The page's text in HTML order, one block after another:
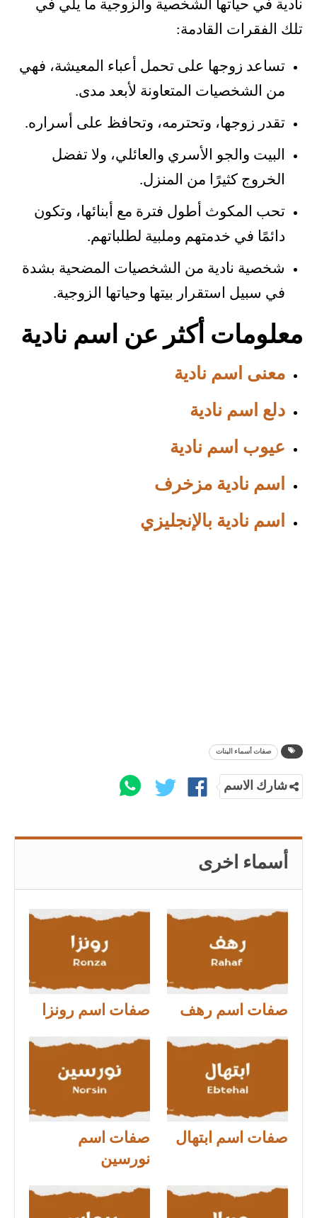
نادية في حياتها الشخصية والزوجية ما يلي في
تلك الفقرات القادمة:
تساعد زوجها على تحمل أعباء المعيشة، فهي
من الشخصيات المتعاونة لأبعد مدى.
تقدر زوجها، وتحترمه، وتحافظ على أسراره.
البيت والجو الأسري والعائلي، ولا تفضل
الخروج كثيرًا من المنزل.
تحب المكوث أطول فترة مع أبنائها، وتكون
دائمًا في خدمتهم وملبية لطلباتهم.
شخصية نادية من الشخصيات المضحية بشدة
في سبيل استقرار بيتها وحياتها الزوجية.
معلومات أكثر عن اسم نادية
معنى اسم نادية
دلع اسم نادية
عيوب اسم نادية
اسم نادية مزخرف
اسم نادية بالإنجليزي
صفات أسماء البنات
شارك الاسم
أسماء اخرى
صفات اسم رهف صفات اسم رونزا
صفات اسم ابتهال
صفات اسم
نورسين